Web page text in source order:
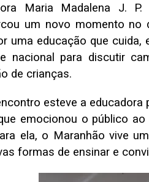
Maria Madalena J.
um novo momento
uma educação que cuida,
nacional para discutir
de crianças.
esteve a educadora
emocionou o público
ela, o Maranhão vive
formas de ensinar e